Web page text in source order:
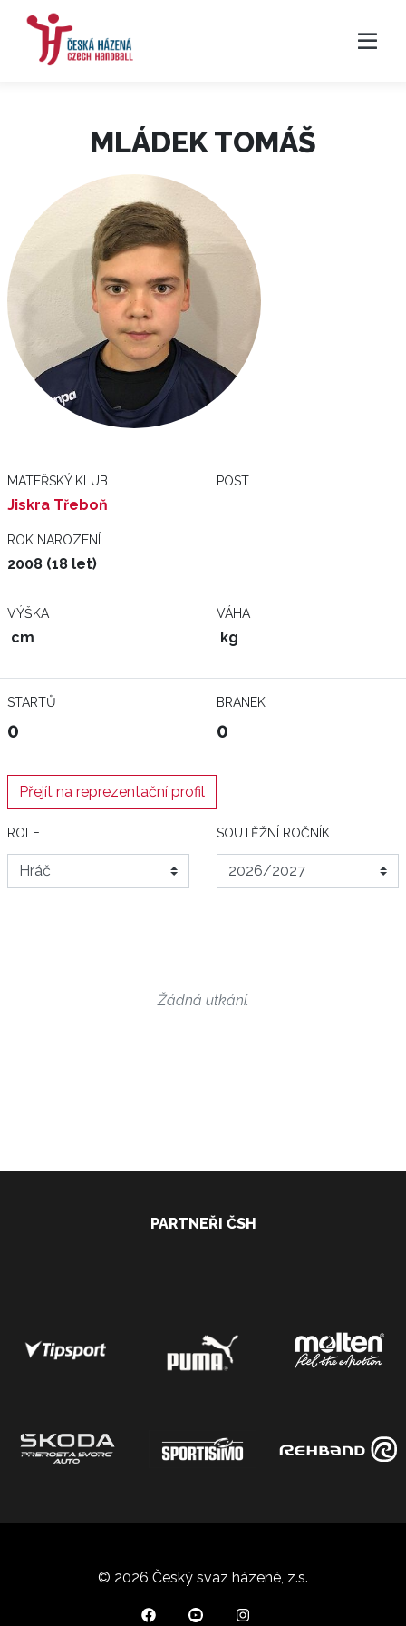
MLÁDEK TOMÁŠ
MATEŘSKÝ KLUB
Jiskra Třeboň
POST
ROK NAROZENÍ
2008 (18 let)
VÝŠKA
cm
VÁHA
kg
STARTŮ
0
BRANEK
0
Přejít na reprezentační profil
ROLE SOUTĚŽNÍ ROČNÍK
Žádná utkání.
PARTNEŘI ČSH
© 2026 Český svaz házené, z.s.